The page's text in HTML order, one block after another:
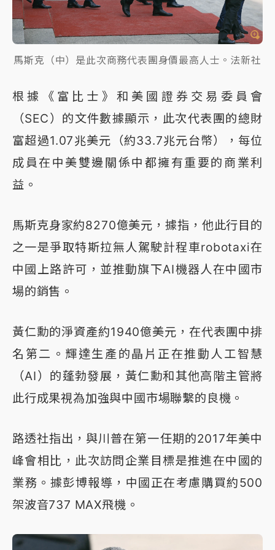
馬斯克（中）是此次商務代表團身價最高人士。法新社
根據《富比士》和美國證券交易委員會
（SEC）的文件數據顯示，此次代表團的總財
富超過1.07兆美元（約33.7兆元台幣），每位
成員在中美雙邊關係中都擁有重要的商業利
益。
馬斯克身家約8270億美元，據指，他此行目的
之一是爭取特斯拉無人駕駛計程車robotaxi在
中國上路許可，並推動旗下AI機器人在中國市
場的銷售。
黃仁勳的淨資產約1940億美元，在代表團中排
名第二。輝達生產的晶片正在推動人工智慧
（AI）的蓬勃發展，黃仁勳和其他高階主管將
此行成果視為加強與中國市場聯繫的良機。
路透社指出，與川普在第一任期的2017年美中
峰會相比，此次訪問企業目標是推進在中國的
業務。據彭博報導，中國正在考慮購買約500
架波音737 MAX飛機。